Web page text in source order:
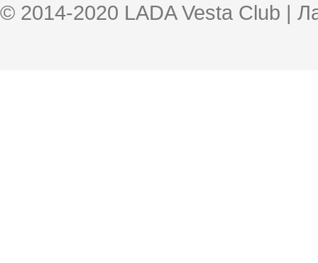
© 2014-2020 LADA Vesta Club |